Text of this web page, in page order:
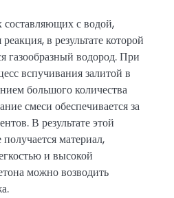
с водой,
в результате которой
газообразный водород. При
вспучивания залитой в
большого количества
смеси обеспечивается за
В результате этой
материал,
и высокой
можно возводить